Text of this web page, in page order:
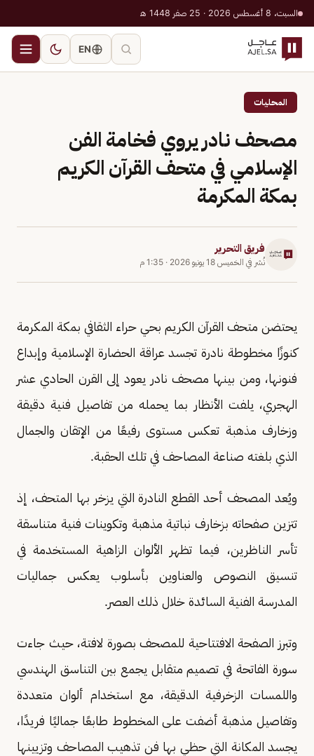
السبت، 8 أغسطس 2026 · 25 صفر 1448 هـ
EN
المحليات
مصحف نادر يروي فخامة الفن
الإسلامي في متحف القرآن الكريم
بمكة المكرمة
فريق التحرير
نُشر في الخميس 18 يونيو 2026 · 1:35 م
يحتضن متحف القرآن الكريم بحي حراء الثقافي بمكة المكرمة
كنوزًا مخطوطة نادرة تجسد عراقة الحضارة الإسلامية وإبداع
فنونها، ومن بينها مصحف نادر يعود إلى القرن الحادي عشر
الهجري، يلفت الأنظار بما يحمله من تفاصيل فنية دقيقة
وزخارف مذهبة تعكس مستوى رفيعًا من الإتقان والجمال
الذي بلغته صناعة المصاحف في تلك الحقبة.
ويُعد المصحف أحد القطع النادرة التي يزخر بها المتحف، إذ
تتزين صفحاته بزخارف نباتية مذهبة وتكوينات فنية متناسقة
تأسر الناظرين، فيما تظهر الألوان الزاهية المستخدمة في
تنسيق النصوص والعناوين بأسلوب يعكس جماليات
المدرسة الفنية السائدة خلال ذلك العصر.
وتبرز الصفحة الافتتاحية للمصحف بصورة لافتة، حيث جاءت
سورة الفاتحة في تصميم متقابل يجمع بين التناسق الهندسي
واللمسات الزخرفية الدقيقة، مع استخدام ألوان متعددة
وتفاصيل مذهبة أضفت على المخطوط طابعًا جماليًا فريدًا،
يجسد المكانة التي حظي بها فن تذهيب المصاحف وتزيينها